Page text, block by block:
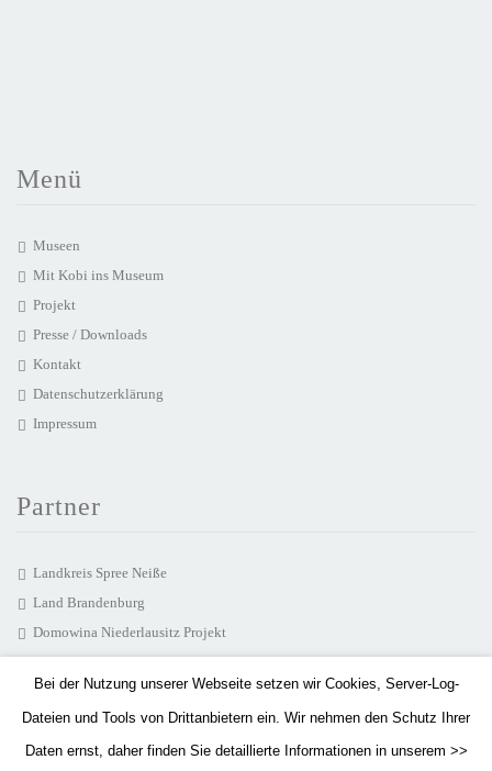
Menü
Museen
Mit Kobi ins Museum
Projekt
Presse / Downloads
Kontakt
Datenschutzerklärung
Impressum
Partner
Landkreis Spree Neiße
Land Brandenburg
Domowina Niederlausitz Projekt
chairlines Medienagentur
Hearonymus GmbH
Arbeitskreis Serbska kupa
MuzeON Polen
Bei der Nutzung unserer Webseite setzen wir Cookies, Server-Log-
Dateien und Tools von Drittanbietern ein. Wir nehmen den Schutz Ihrer
Daten ernst, daher finden Sie detaillierte Informationen in unserem >>